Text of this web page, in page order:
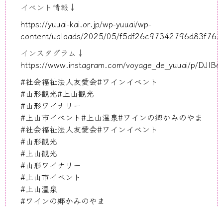
イベント情報↓
https://yuuai-kai.or.jp/wp-yuuai/wp-
content/uploads/2025/05/
インスタグラム↓
https://www.instagram.com/voyage_de_yuuai/p/
#社会福祉法人友愛会#ワインイベント
#山形観光#上山観光
#山形ワイナリー
#上山市イベント#上山温泉#ワインの郷かみのやま
#社会福祉法人友愛会#ワインイベント
#山形観光
#上山観光
#山形ワイナリー
#上山市イベント
#上山温泉
#ワインの郷かみのやま